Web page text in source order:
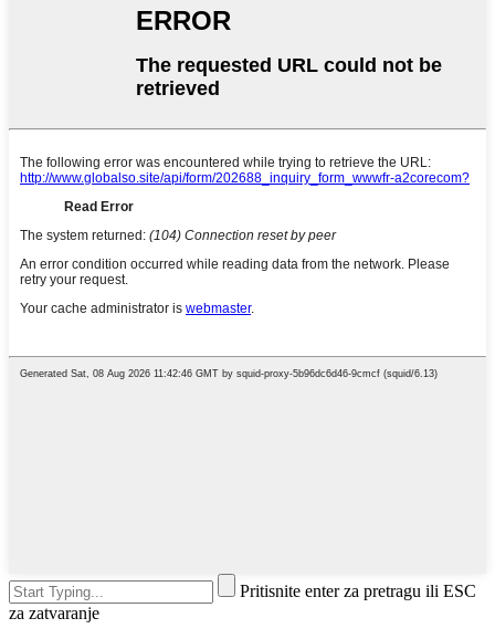
Pritisnite enter za pretragu ili ESC
za zatvaranje